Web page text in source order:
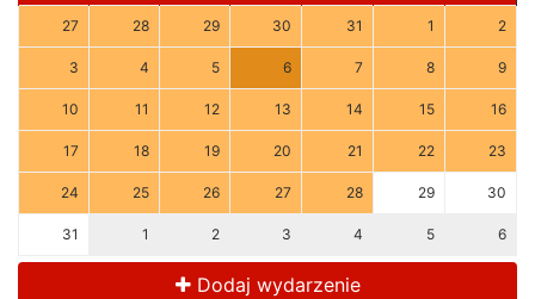
27 28 29 30 31 1 2
3 4 5 6 7 8 9
10 11 12 13 14 15 16
17 18 19 20 21 22 23
24 25 26 27 28 29 30
31 1 2 3 4 5 6
Dodaj wydarzenie